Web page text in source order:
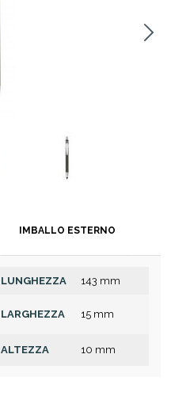
IMBALLO ESTERNO
LUNGHEZZA 143 mm
LARGHEZZA 15 mm
ALTEZZA 10 mm